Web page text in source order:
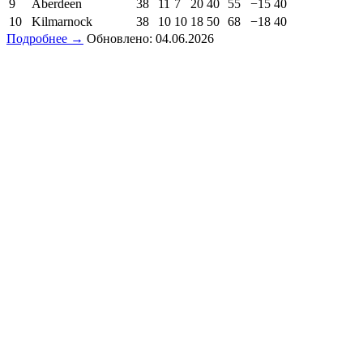
9 Aberdeen 38 11 7 20 40 55 −15 40
10
Kilmarnock 38 10 10 18 50 68 −18 40
Подробнее → Обновлено: 04.06.2026